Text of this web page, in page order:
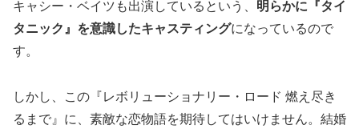
キャシー・ベイツも出演しているという、 明らかに『タイ
タニック』を意識したキャスティングになっているので
す。
しかし、この『レボリューショナリー・ロード 燃え尽き
るまで』に、素敵な恋物語を期待してはいけません。結婚